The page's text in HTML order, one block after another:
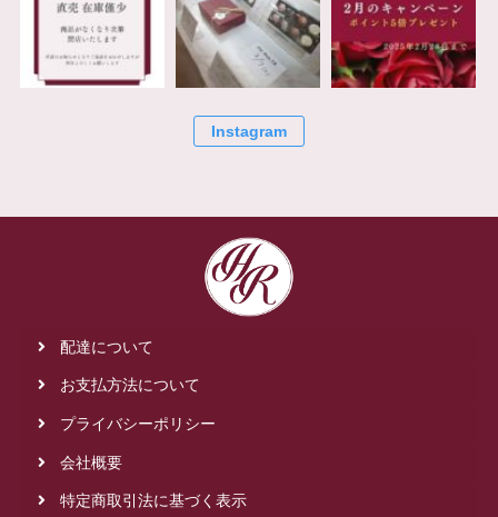
Instagram
配達について
お支払方法について
プライバシーポリシー
会社概要
特定商取引法に基づく表示